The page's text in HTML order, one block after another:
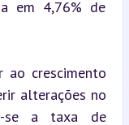
em 4,76% de
ao crescimento
alterações no
se a taxa de